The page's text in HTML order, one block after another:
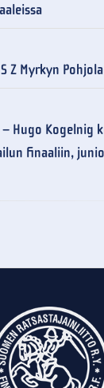
Z Myrkyn
– Hugo Kogelnig
finaaliin,